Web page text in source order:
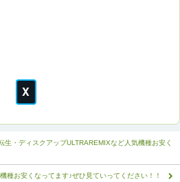
生・ディスクアップULTRAREMIXなど人気機種お安く
種お安くなってます♪ぜひ見ていってください！！